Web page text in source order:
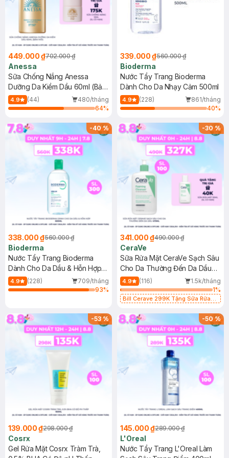
449.000 ₫702.000 ₫
Anessa
Sữa Chống Nắng Anessa
Dưỡng Da Kiềm Dầu 60ml (Bản
Mới)
4.9 (44)
480/tháng
64%
339.000 ₫560.000 ₫
Bioderma
Nước Tẩy Trang Bioderma
Dành Cho Da Nhạy Cảm 500ml
4.9 (228)
861/tháng
40%
-40%
338.000 ₫560.000 ₫
Bioderma
Nước Tẩy Trang Bioderma
Dành Cho Da Dầu & Hỗn Hợp
500ml
4.9 (228)
709/tháng
93%
-30%
341.000 ₫490.000 ₫
CeraVe
Sữa Rửa Mặt CeraVe Sạch Sâu
Cho Da Thường Đến Da Dầu
473ml
4.9 (116)
1.5k/tháng
1%
Bill Cerave 299K Tặng Sữa Rửa
-53%
139.000 ₫298.000 ₫
Cosrx
Gel Rửa Mặt Cosrx Tràm Trà,
-50%
145.000 ₫289.000 ₫
L'Oreal
Nước Tẩy Trang L'Oreal Làm